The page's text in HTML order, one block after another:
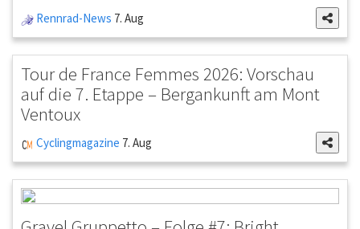
Rennrad-News 7. Aug
Tour de France Femmes 2026: Vorschau
auf die 7. Etappe – Bergankunft am Mont
Ventoux
Cyclingmagazine 7. Aug